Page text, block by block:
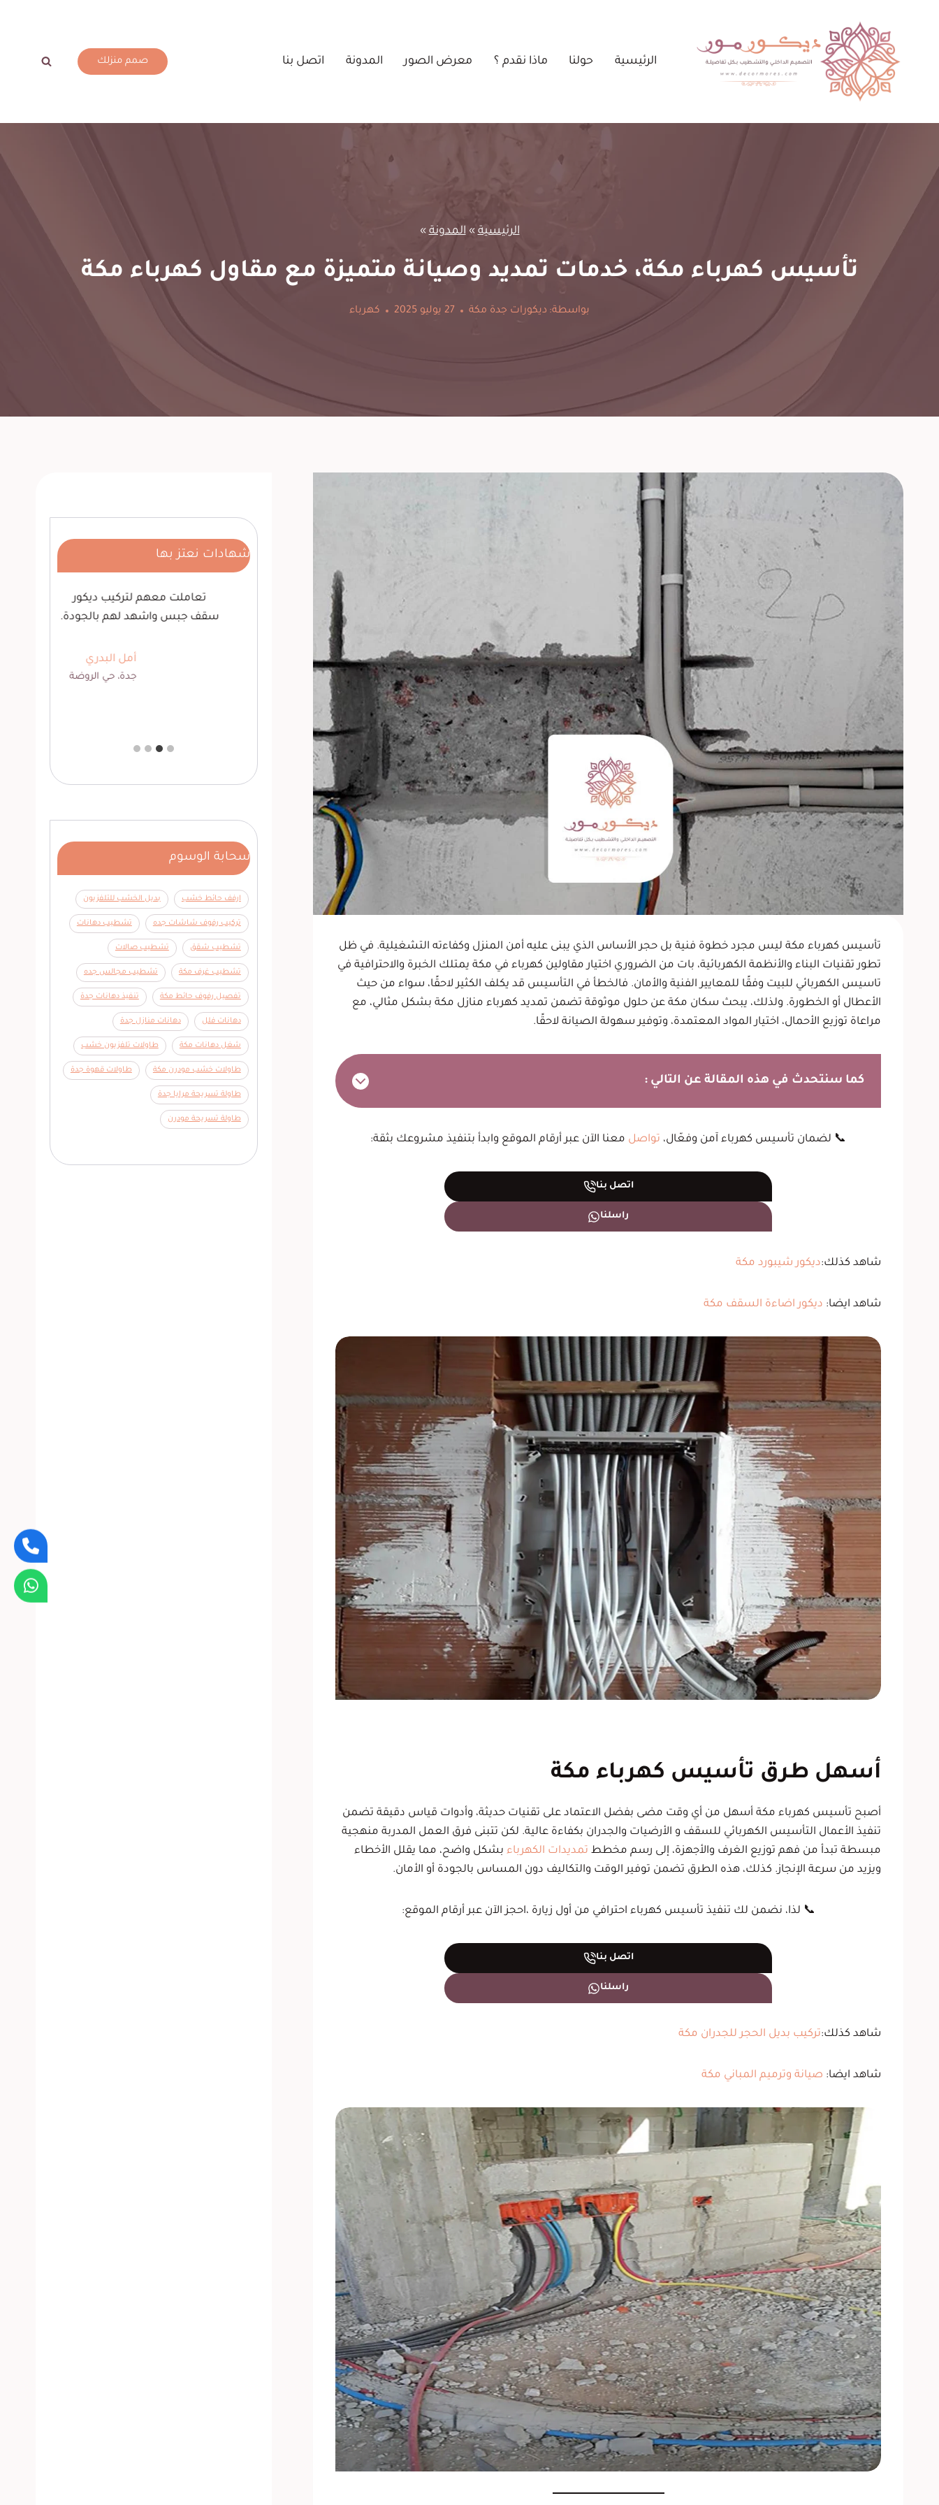
الرئيسية حولنا ماذا نقدم ؟ معرض الصور المدونة اتصل بنا صمم منزلك
الرئيسية » المدونة »
تأسيس كهرباء مكة، خدمات تمديد وصيانة متميزة مع مقاول كهرباء مكة
بواسطة: ديكورات جدة مكة 27 يوليو 2025 كهرباء
تأسيس كهرباء مكة ليس مجرد خطوة فنية بل حجر الأساس الذي يبنى عليه أمن المنزل وكفاءته التشغيلية. في ظل
تطور تقنيات البناء والأنظمة الكهربائية، بات من الضروري اختيار مقاولين كهرباء في مكة يمتلك الخبرة والاحترافية في
تاسيس الكهربائي للبيت وفقًا للمعايير الفنية والأمان. فالخطأ في التأسيس قد يكلف الكثير لاحقًا، سواء من حيث
الأعطال أو الخطورة. ولذلك، يبحث سكان مكة عن حلول موثوقة تضمن تمديد كهرباء منازل مكة بشكل مثالي، مع
مراعاة توزيع الأحمال، اختيار المواد المعتمدة، وتوفير سهولة الصيانة لاحقًا.
كما سنتحدث في هذه المقالة عن التالي :
📞 لضمان تأسيس كهرباء آمن وفعّال، تواصل معنا الآن عبر أرقام الموقع وابدأ بتنفيذ مشروعك بثقة:
اتصل بنا
راسلنا
شاهد كذلك:ديكور شيبورد مكة
شاهد ايضا: ديكور اضاءة السقف مكة
أسهل طرق تأسيس كهرباء مكة
أصبح تأسيس كهرباء مكة أسهل من أي وقت مضى بفضل الاعتماد على تقنيات حديثة، وأدوات قياس دقيقة تضمن
تنفيذ الأعمال التأسيس الكهربائي للسقف و الأرضيات والجدران بكفاءة عالية. لكن تتبنى فرق العمل المدربة منهجية
مبسطة تبدأ من فهم توزيع الغرف والأجهزة، إلى رسم مخطط تمديدات الكهرباء بشكل واضح، مما يقلل الأخطاء
ويزيد من سرعة الإنجاز. كذلك، هذه الطرق تضمن توفير الوقت والتكاليف دون المساس بالجودة أو الأمان.
📞 لذا، نضمن لك تنفيذ تأسيس كهرباء احترافي من أول زيارة ،احجز الآن عبر أرقام الموقع:
اتصل بنا
راسلنا
شاهد كذلك:تركيب بديل الحجر للجدران مكة
شاهد ايضا: صيانة وترميم المباني مكة
شهادات نعتز بها
لديهم فريق عمل فنان ومحترف ،
يعطيهم الف عافية.
عبدالله الحجازي
ابحر الشمالية ، جدة
ممتازين في الديكورات الخشبية
والشيبورد ، انصح فيهم.
ميسم خالد
حي العوالي ، مكة
ديكور مور الأفضل في جدة
لتشطيب المنازل والديكورات.
محمد ناصر
حي الخالدية، جده
تعاملت معهم لتركيب ديكور
سقف جبس واشهد لهم بالجودة.
أمل البدري
جدة، حي الروضة
سحابة الوسوم
ارفف حائط خشب بديل الخشب للتلفزيون
تركيب رفوف شاشات جده تشطيب دهانات
تشطيب شقق تشطيب صالات
تشطيب غرف مكة تشطيب مجالس جده
تفصيل رفوف حائط مكة تنفيذ دهانات جدة
دهانات فلل دهانات منازل جدة
شغل دهانات مكة طاولات تلفزيون خشب
طاولات خشب مودرن مكة طاولات قهوة جدة
طاولة تسريحة مرايا جدة
طاولة تسريحة مودرن